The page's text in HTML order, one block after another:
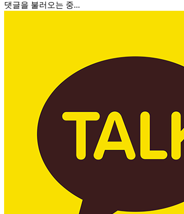
댓글을 불러오는 중...